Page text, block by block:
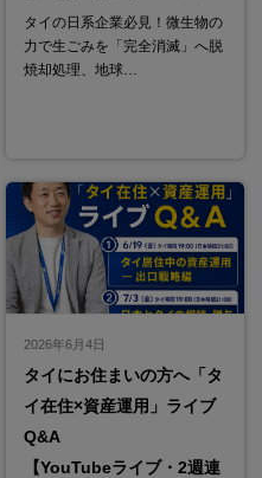
タイの日系企業必見！微生物の
力で生ごみを「完全消滅」へ脱
焼却処理、地球…
2026年6月4日
タイにお住まいの方へ「タ
イ在住×資産運用」ライブ
Q&A
【YouTubeライブ・2週連